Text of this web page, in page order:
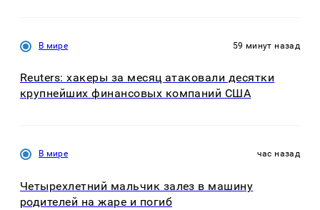
В мире 59 минут назад
Reuters: хакеры за месяц атаковали десятки
крупнейших финансовых компаний США
В мире час назад
Четырехлетний мальчик залез в машину
родителей на жаре и погиб